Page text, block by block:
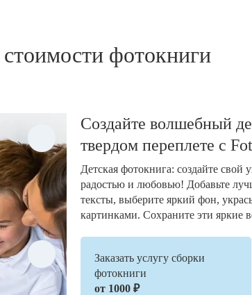
стоимости фотокниги
Создайте волшебный
твердом переплете с
Детская фотокнига: создайте
радостью и любовью! Добавьте
тексты, выберите яркий фон,
картинками. Сохраните эти яркие
Заказать услугу сборки
фотокниги
от 1000 ₽